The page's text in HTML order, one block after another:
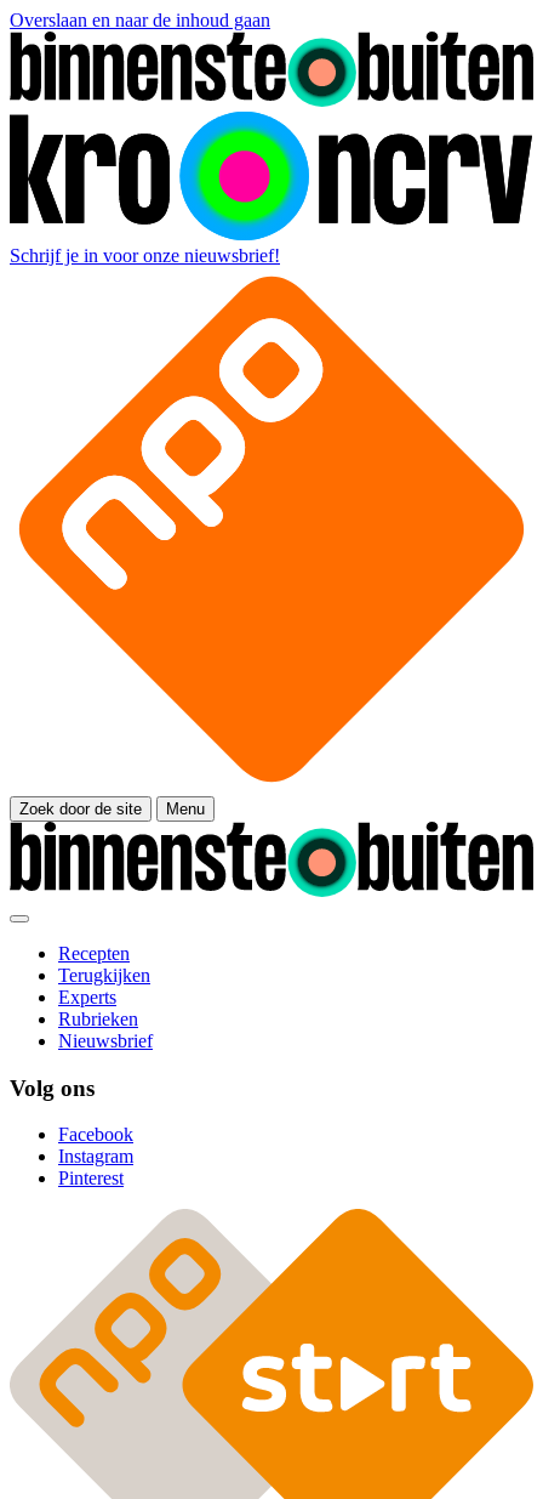
Overslaan en naar de inhoud gaan
Schrijf je in voor onze nieuwsbrief!
Zoek door de site Menu
Recepten
Terugkijken
Experts
Rubrieken
Nieuwsbrief
Volg ons
Facebook
Instagram
Pinterest